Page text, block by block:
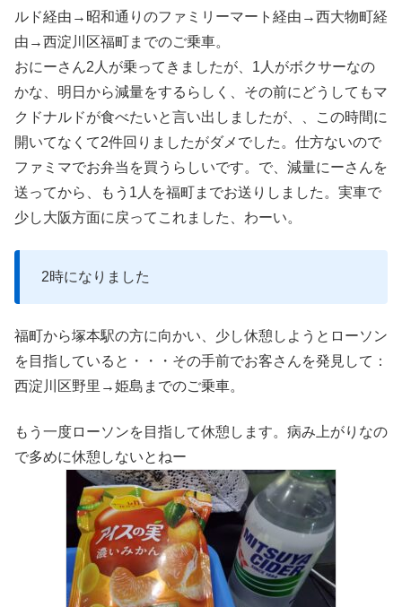
ルド経由→昭和通りのファミリーマート経由→西大物町経
由→西淀川区福町までのご乗車。
おにーさん2人が乗ってきましたが、1人がボクサーなの
かな、明日から減量をするらしく、その前にどうしてもマ
クドナルドが食べたいと言い出しましたが、、この時間に
開いてなくて2件回りましたがダメでした。仕方ないので
ファミマでお弁当を買うらしいです。で、減量にーさんを
送ってから、もう1人を福町までお送りしました。実車で
少し大阪方面に戻ってこれました、わーい。
2時になりました
福町から塚本駅の方に向かい、少し休憩しようとローソン
を目指していると・・・その手前でお客さんを発見して：
西淀川区野里→姫島までのご乗車。
もう一度ローソンを目指して休憩します。病み上がりなの
で多めに休憩しないとねー